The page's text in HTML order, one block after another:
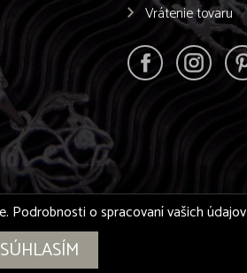
Vrátenie tovaru
Podrobnosti o spracovaní vašich